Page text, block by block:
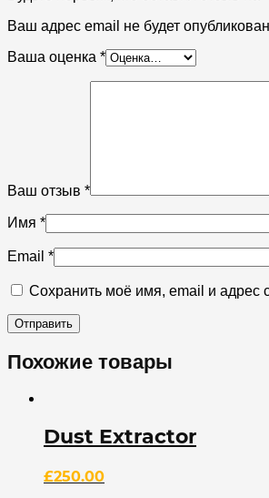
Ваш адрес email не будет
Ваша оценка *
Ваш отзыв *
Имя *
Email *
Сохранить моё имя, email и адрес
Похожие товары
Dust Extractor
£250.00